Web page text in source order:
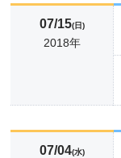
07/15(日)
2018年
07/04(水)